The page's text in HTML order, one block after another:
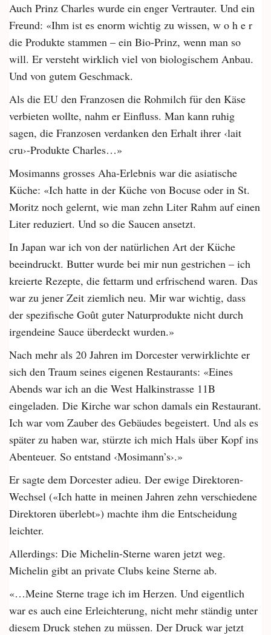
Auch Prinz Charles wurde ein enger Vertrauter. Und ein
Freund: «Ihm ist es enorm wichtig zu wissen, w o h e r
die Produkte stammen – ein Bio-Prinz, wenn man so
will. Er versteht wirklich viel von biologischem Anbau.
Und von gutem Geschmack.
Als die EU den Franzosen die Rohmilch für den Käse
verbieten wollte, nahm er Einfluss. Man kann ruhig
sagen, die Franzosen verdanken den Erhalt ihrer ‹lait
cru›-Produkte Charles…»
Mosimanns grosses Aha-Erlebnis war die asiatische
Küche: «Ich hatte in der Küche von Bocuse oder in St.
Moritz noch gelernt, wie man zehn Liter Rahm auf einen
Liter reduziert. Und so die Saucen ansetzt.
In Japan war ich von der natürlichen Art der Küche
beeindruckt. Butter wurde bei mir nun gestrichen – ich
kre­ierte Rezepte, die fettarm und erfrischend waren. Das
war zu jener Zeit ziemlich neu. Mir war wichtig, dass
der spezifische Goût guter Naturprodukte nicht durch
irgendeine Sauce überdeckt wurden.»
Nach mehr als 20 Jahren im Dorcester verwirklichte er
sich den Traum seines eigenen Restaurants: «Eines
Abends war ich an die West Halkinstrasse 11B
eingeladen. Die Kirche war schon damals ein Restaurant.
Ich war vom Zauber des Gebäudes begeistert. Und als es
später zu haben war, stürzte ich mich Hals über Kopf ins
Abenteuer. So entstand ‹Mosimann’s›.»
Er sagte dem Dorcester adieu. Der ewige Direktoren-
Wechsel («Ich hatte in meinen Jahren zehn verschiedene
Direktoren überlebt») machte ihm die Entscheidung
leichter.
Allerdings: Die Michelin-Sterne waren jetzt weg.
Michelin gibt an private Clubs keine Sterne ab.
«…Meine Sterne trage ich im Herzen. Und eigentlich
war es auch eine Erleichterung, nicht mehr ständig unter
diesem Druck stehen zu müssen. Der Druck war jetzt